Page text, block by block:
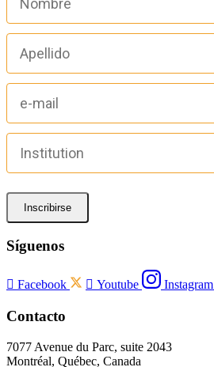
Inscribirse
Síguenos
 Facebook  Youtube Instagram
Contacto
7077 Avenue du Parc, suite 2043
Montréal, Québec, Canada